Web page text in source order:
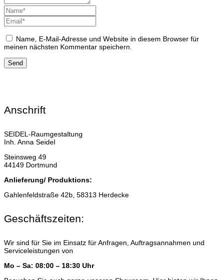
Name, E-Mail-Adresse und Website in diesem Browser für
meinen nächsten Kommentar speichern.
Anschrift
SEIDEL-Raumgestaltung
Inh. Anna Seidel
Steinsweg 49
44149 Dortmund
Anlieferung/ Produktions:
Gahlenfeldstraße 42b, 58313 Herdecke
Geschäftszeiten:
Wir sind für Sie im Einsatz für Anfragen, Auftragsannahmen und
Serviceleistungen von
Mo – Sa: 08:00 – 18:30 Uhr